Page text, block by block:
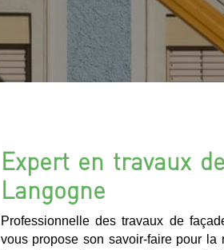
Expert en travaux
Langogne
Professionnelle des travaux de
vous propose son savoir-faire pour la